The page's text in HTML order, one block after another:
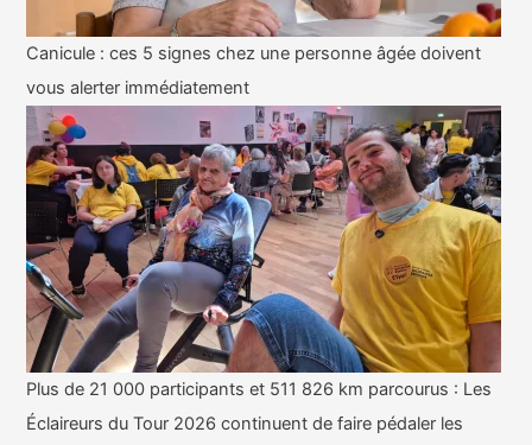
Canicule : ces 5 signes chez une personne âgée doivent
vous alerter immédiatement
Plus de 21 000 participants et 511 826 km parcourus : Les
Éclaireurs du Tour 2026 continuent de faire pédaler les